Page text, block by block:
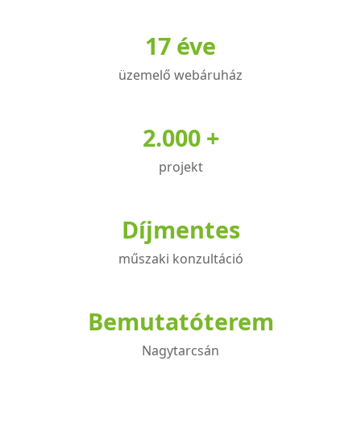
17 éve
üzemelő webáruház
2.000 +
projekt
Díjmentes
műszaki konzultáció
Bemutatóterem
Nagytarcsán